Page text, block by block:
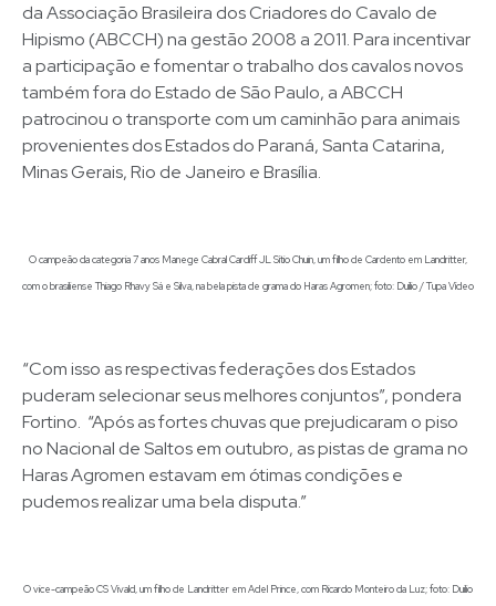
da Associação Brasileira dos Criadores do Cavalo de
Hipismo (ABCCH) na gestão 2008 a 2011. Para incentivar
a participação e fomentar o trabalho dos cavalos novos
também fora do Estado de São Paulo, a ABCCH
patrocinou o transporte com um caminhão para animais
provenientes dos Estados do Paraná, Santa Catarina,
Minas Gerais, Rio de Janeiro e Brasília.
O campeão da categoria 7 anos Manege Cabral Cardiff JL Sítio Chuin, um filho de Cardento em Landritter,
com o brasiliense Thiago Rhavy Sá e Silva, na bela pista de grama do Haras Agromen; foto: Duílio / Tupa Vídeo
“Com isso as respectivas federações dos Estados
puderam selecionar seus melhores conjuntos”, pondera
Fortino. “Após as fortes chuvas que prejudicaram o piso
no Nacional de Saltos em outubro, as pistas de grama no
Haras Agromen estavam em ótimas condições e
pudemos realizar uma bela disputa.”
O vice-campeão CS Vivald, um filho de Landritter em Adel Prince, com Ricardo Monteiro da Luz; foto: Duilio